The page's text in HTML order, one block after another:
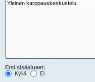
Etsi sisäalueet:
Kyllä
Ei